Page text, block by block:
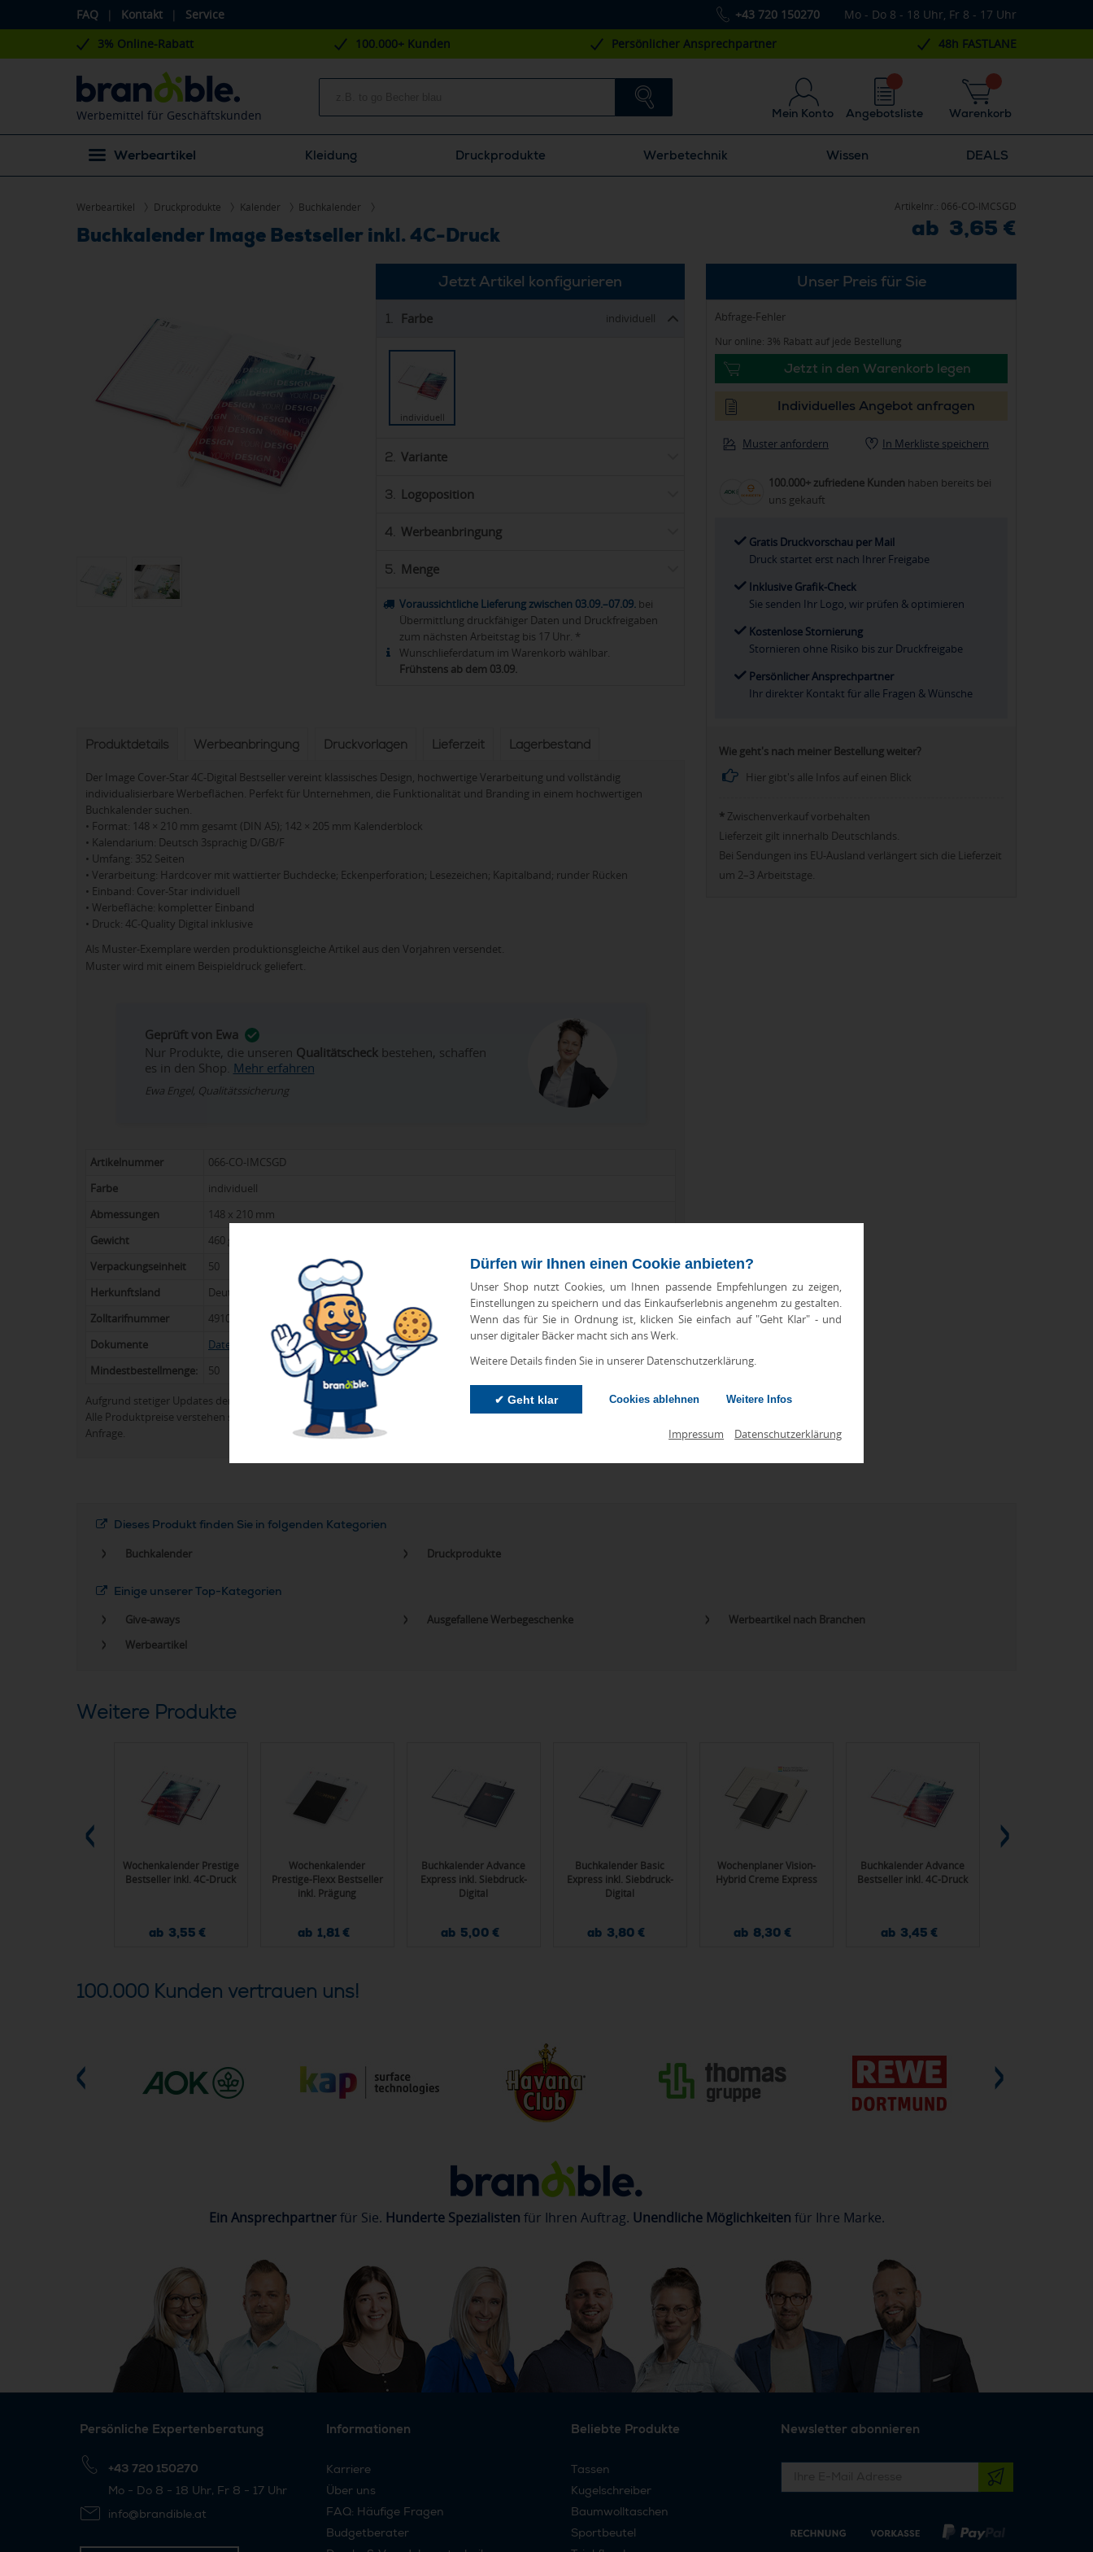
FAQ | Kontakt | Service +43 720 150270 Mo - Do 8 - 18 Uhr, Fr 8 - 17 Uhr
Dürfen wir Ihnen einen Cookie anbieten?
Unser Shop nutzt Cookies, um Ihnen passende Empfehlungen zu zeigen,
Einstellungen zu speichern und das Einkaufserlebnis angenehm zu gestalten.
Wenn das für Sie in Ordnung ist, klicken Sie einfach auf "Geht Klar" - und
unser digitaler Bäcker macht sich ans Werk.
Weitere Details finden Sie in unserer Datenschutzerklärung.
✔ Geht klar Cookies ablehnen Weitere Infos
Impressum Datenschutzerklärung
3% Online-Rabatt 100.000+ Kunden Persönlicher Ansprechpartner 48h FASTLANE
Werbemittel für Geschäftskunden Mein Konto Warenkorb
Angebotsliste
Werbeartikel Kleidung Druckprodukte Werbetechnik Wissen DEALS
Werbeartikel Druckprodukte Kalender Buchkalender
Buchkalender Image Bestseller inkl. 4C-Druck
Artikelnr.: 066-CO-IMCSGD
ab 3,65 €
Jetzt Artikel konfigurieren
1. Farbe individuell
individuell
2. Variante
3. Logoposition
4. Werbeanbringung
5. Menge
Voraussichtliche Lieferung zwischen 03.09.–07.09. bei
Übermittlung druckfähiger Daten und Druckfreigaben
zum nächsten Arbeitstag bis 17 Uhr. *
Wunschlieferdatum im Warenkorb wählbar.
Frühstens ab dem 03.09.
Produktdetails Werbeanbringung Druckvorlagen Lieferzeit Lagerbestand
Der Image Cover-Star 4C-Digital Bestseller vereint klassisches Design, hochwertige Verarbeitung und vollständig
individualisierbare Werbeflächen. Perfekt für Unternehmen, die Funktionalität und Branding in einem hochwertigen
Buchkalender suchen.
• Format: 148 × 210 mm gesamt (DIN A5); 142 × 205 mm Kalenderblock
• Kalendarium: Deutsch 3sprachig D/GB/F
• Umfang: 352 Seiten
• Verarbeitung: Hardcover mit wattierter Buchdecke; Eckenperforation; Lesezeichen; Kapitalband; runder Rücken
• Einband: Cover-Star individuell
• Werbefläche: kompletter Einband
• Druck: 4C-Quality Digital inklusive
Als Muster-Exemplare werden produktionsgleiche Artikel aus den Vorjahren versendet.
Muster wird mit einem Beispieldruck geliefert.
Geprüft von Ewa
Nur Produkte, die unseren Qualitätscheckbestehen, schaffen
es in den Shop. Mehr erfahren
Ewa Engel, Qualitätssicherung
Artikelnummer
066-CO-IMCSGD
Farbe
individuell
Abmessungen
148 x 210 mm
Gewicht
460 g
Verpackungseinheit
50
Herkunftsland
Deutschland
Zolltarifnummer
49100000
Dokumente
Datenblatt
Produkt-Steckbrief
Mindestbestellmenge:
50
Aufgrund stetiger Updates der Produktpalette kann es zu Abweichungen bei Preisen und Produktinformationen kommen.
Alle Produktpreise verstehen sich in der Regel ohne Werbeanbringungskosten. Preise für Direktimport erhalten Sie auf
Anfrage.
Unser Preis für Sie
Abfrage-Fehler
Nur online: 3% Rabatt auf jede Bestellung
Jetzt in den Warenkorb legen
Individuelles Angebot anfragen
Muster anfordern In Merkliste speichern
100.000+ zufriedene Kunden haben bereits bei
uns gekauft
Gratis Druckvorschau per Mail
Druck startet erst nach Ihrer Freigabe
Inklusive Grafik-Check
Sie senden Ihr Logo, wir prüfen & optimieren
Kostenlose Stornierung
Stornieren ohne Risiko bis zur Druckfreigabe
Persönlicher Ansprechpartner
Ihr direkter Kontakt für alle Fragen & Wünsche
Wie geht's nach meiner Bestellung weiter?
Hier gibt's alle Infos auf einen Blick
* Zwischenverkauf vorbehalten
Lieferzeit gilt innerhalb Deutschlands.
Bei Sendungen ins EU-Ausland verlängert sich die Lieferzeit
um 2–3 Arbeitstage.
Dieses Produkt finden Sie in folgenden Kategorien
Buchkalender
Druckprodukte
Einige unserer Top-Kategorien
Give-aways
Ausgefallene Werbegeschenke
Werbeartikel nach Branchen
Werbeartikel
Weitere Produkte
Wochenkalender Prestige
Bestseller inkl. 4C-Druck
ab 3,55 €
Wochenkalender
Prestige-Flexx Bestseller
inkl. Prägung
ab 1,81 €
Buchkalender Advance
Express inkl. Siebdruck-
Digital
ab 5,00 €
Buchkalender Basic
Express inkl. Siebdruck-
Digital
ab 3,80 €
Wochenplaner Vision-
Hybrid Creme Express
ab 8,30 €
Buchkalender Advance
Bestseller inkl. 4C-Druck
ab 3,45 €
100.000 Kunden vertrauen uns!
Ein Ansprechpartnerfür Sie. Hunderte Spezialisten für Ihren Auftrag. Unendliche Möglichkeiten für Ihre Marke.
Persönliche Expertenberatung
+43 720 150270
Mo - Do 8 - 18 Uhr, Fr 8 - 17 Uhr
info@brandible.at
Informationen
Karriere
Über uns
FAQ: Häufige Fragen
Budgetberater
Beliebte Produkte
Tassen
Kugelschreiber
Baumwolltaschen
Sportbeutel
Newsletter abonnieren